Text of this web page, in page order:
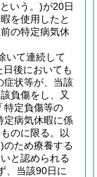
いう。)が20日
を使用したと
の特定病気休
いて連続して
後においても
症状等が、当該
負傷をし、又
特定負傷等の
定病気休暇に係
のに限る。以
のため療養する
と認められる
、当該90日に